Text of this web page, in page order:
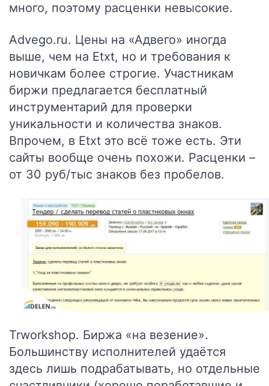
много, поэтому расценки невысокие.
Advego.ru. Цены на «Адвего» иногда
выше, чем на Etxt, но и требования к
новичкам более строгие. Участникам
биржи предлагается бесплатный
инструментарий для проверки
уникальности и количества знаков.
Впрочем, в Etxt это всё тоже есть. Эти
сайты вообще очень похожи. Расценки –
от 30 руб/тыс знаков без пробелов.
Trworkshop. Биржа «на везение».
Большинству исполнителей удаётся
здесь лишь подрабатывать, но отдельные